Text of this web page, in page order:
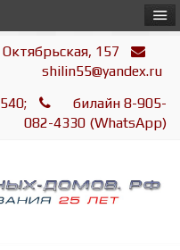
157
shilin55@yandex.ru
билайн 8-905-
082-4330 (WhatsApp)